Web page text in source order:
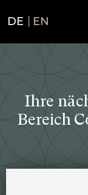
DE EN
Ihre
Bereich